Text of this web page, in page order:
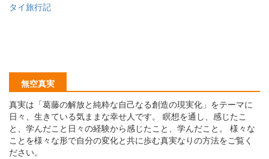
タイ旅行記
無空真実
真実は「葛藤の解放と純粋な自己なる創造の現実化」をテーマに
日々、生きている気ままな幸せ人です。 瞑想を通し、感じたこ
と、学んだこと日々の経験から感じたこと、学んだこと。 様々な
ことを様々な形で自分の変化と共に歩む真実なりの方法をご覧く
ださい。